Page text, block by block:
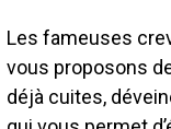
Les fameuses
vous proposons
déjà cuites,